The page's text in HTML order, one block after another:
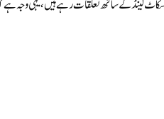
اسکاٹ لینڈ کے ساتھ تعلقات رہے ہیں، یہی